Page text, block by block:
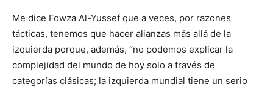
Me dice Fowza Al-Yussef que a veces, por razones
tácticas, tenemos que hacer alianzas más allá de la
izquierda porque, además, “no podemos explicar la
complejidad del mundo de hoy solo a través de
categorías clásicas; la izquierda mundial tiene un serio